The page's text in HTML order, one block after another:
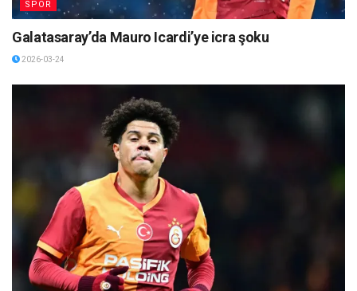
SPOR
Galatasaray’da Mauro Icardi’ye icra şoku
2026-03-24